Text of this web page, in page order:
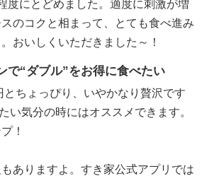
度にとどめました。適度に刺激が増
のコクと相まって、とても食べ進み
おいしくいただきました～！
で“ダブル”をお得に食べたい
ちょっぴり、いやかなり贅沢です
い気分の時にはオススメできます。
！
ありますよ。すき家公式アプリでは